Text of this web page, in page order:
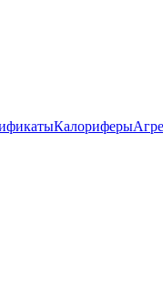
Калориферы